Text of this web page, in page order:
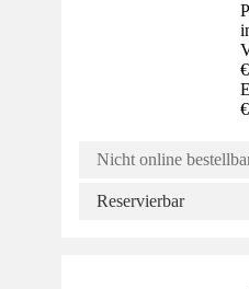
€
€
Nicht online
Reservierbar